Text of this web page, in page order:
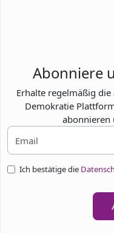
Abonniere
Erhalte regelmäßig
Demokratie
abonnieren
Ich bestätige die